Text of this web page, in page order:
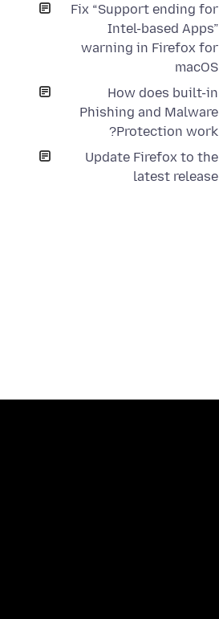
Fix “Support ending for
Intel-based Apps”
warning in Firefox for
macOS
How does built-in
Phishing and Malware
Protection work?
Update Firefox to the
latest release